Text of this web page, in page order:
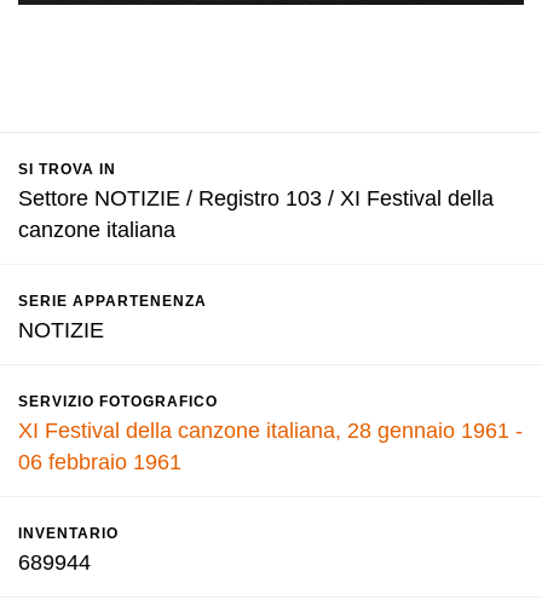
SI TROVA IN
Settore NOTIZIE / Registro 103 / XI Festival della
canzone italiana
SERIE APPARTENENZA
NOTIZIE
SERVIZIO FOTOGRAFICO
XI Festival della canzone italiana, 28 gennaio 1961 -
06 febbraio 1961
INVENTARIO
689944